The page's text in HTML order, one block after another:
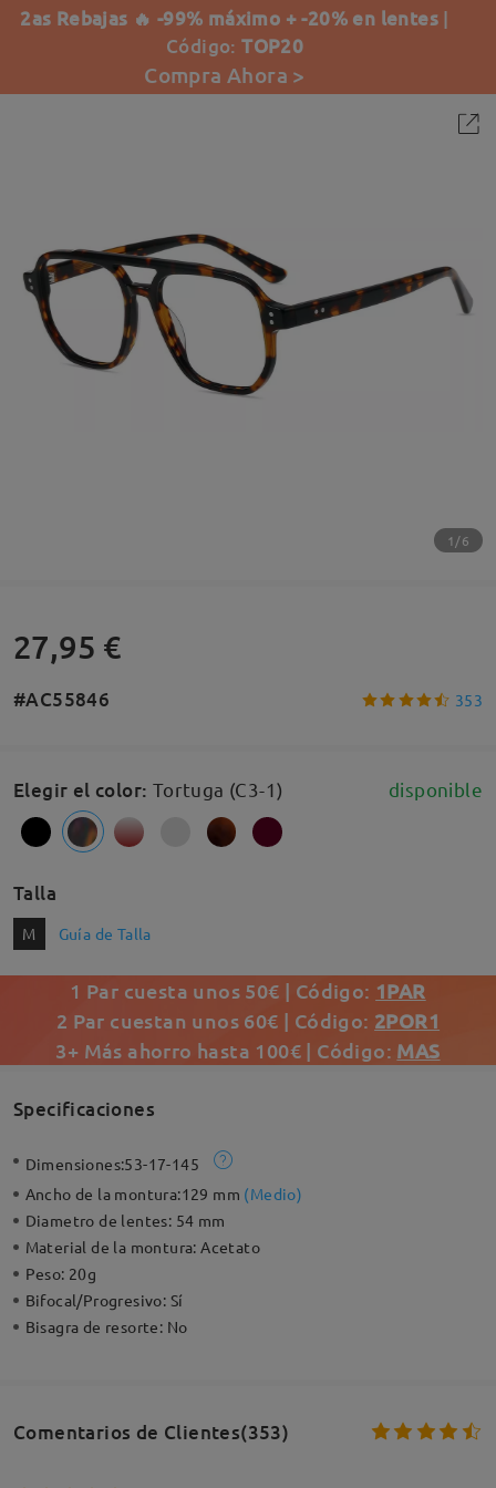
2as Rebajas 🔥 -99% máximo + -20% en lentes |
Código:TOP20
Compra Ahora >
1/6
27,95 €
#AC55846 353
Elegir el color: Tortuga (C3-1) disponible
Talla
M Guía de Talla
1 Par cuesta unos 50€ | Código: 1PAR
2 Par cuestan unos 60€ | Código: 2POR1
3+ Más ahorro hasta 100€ | Código: MAS
Specificaciones
Dimensiones:53-17-145
Ancho de la montura:129 mm (Medio)
Diametro de lentes: 54 mm
Material de la montura:Acetato
Peso: 20g
Bifocal/Progresivo: Sí
Bisagra de resorte: No
Comentarios de Clientes(353)